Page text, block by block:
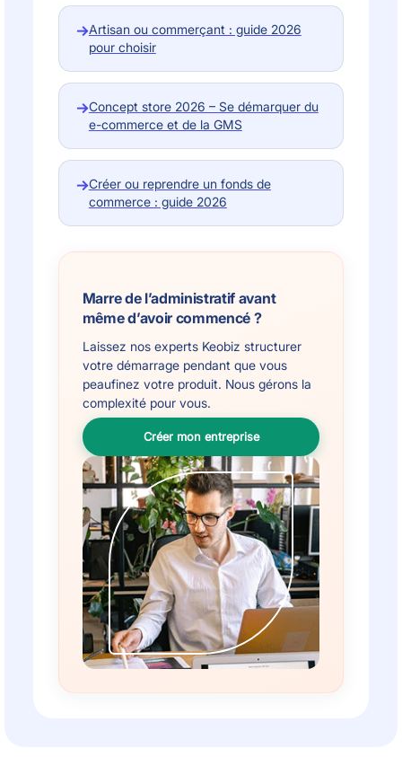
→Artisan ou commerçant : guide 2026
pour choisir
→Concept store 2026 – Se démarquer du
e-commerce et de la GMS
→Créer ou reprendre un fonds de
commerce : guide 2026
Marre de l’administratif avant
même d’avoir commencé ?
Laissez nos experts Keobiz structurer
votre démarrage pendant que vous
peaufinez votre produit. Nous gérons la
complexité pour vous.
Créer mon entreprise